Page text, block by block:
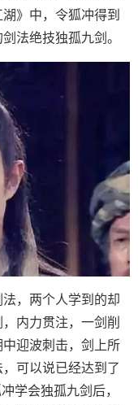
》中，令狐冲得到
法绝技独孤九剑。
，两个人学到的却
内力贯注，一剑削
迎波刺击，剑上所
可以说已经达到了
学会独孤九剑后，